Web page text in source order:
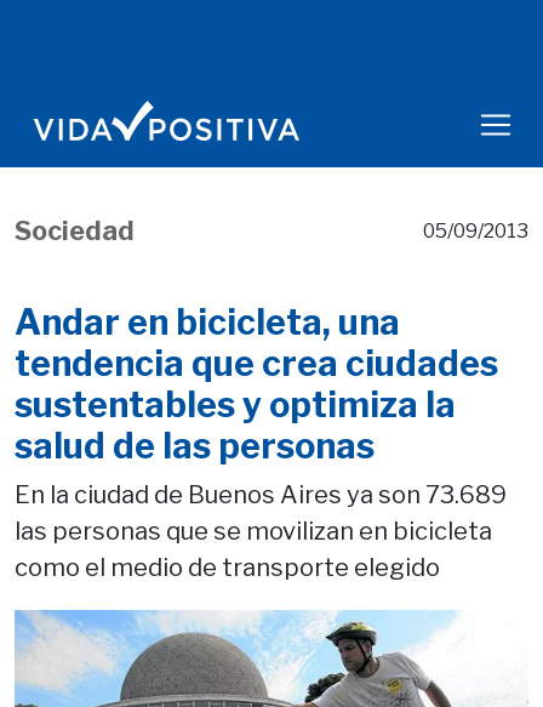
Sociedad 05/09/2013
Andar en bicicleta, una
tendencia que crea ciudades
sustentables y optimiza la
salud de las personas
En la ciudad de Buenos Aires ya son 73.689
las personas que se movilizan en bicicleta
como el medio de transporte elegido